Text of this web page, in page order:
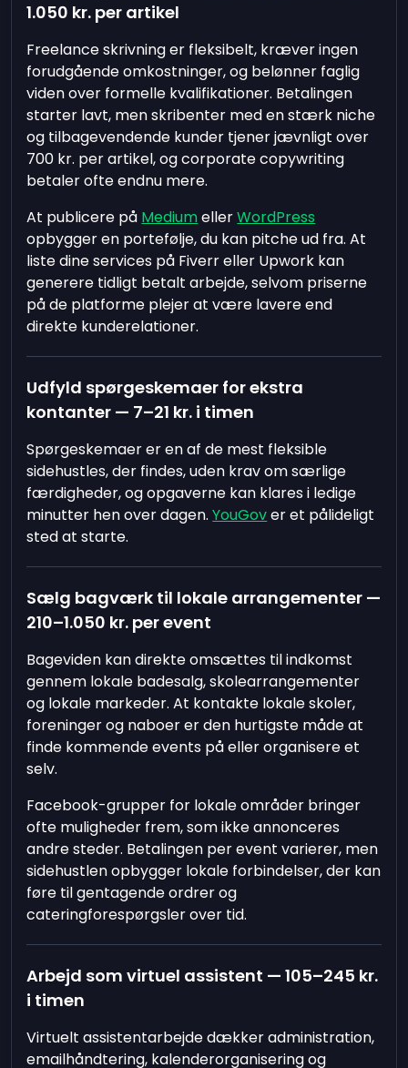
1.050 kr. per artikel
Freelance skrivning er fleksibelt, kræver ingen
forudgående omkostninger, og belønner faglig
viden over formelle kvalifikationer. Betalingen
starter lavt, men skribenter med en stærk niche
og tilbagevendende kunder tjener jævnligt over
700 kr. per artikel, og corporate copywriting
betaler ofte endnu mere.
At publicere på MediumellerWordPress
opbygger en portefølje, du kan pitche ud fra. At
liste dine services på Fiverr eller Upwork kan
generere tidligt betalt arbejde, selvom priserne
på de platforme plejer at være lavere end
direkte kunderelationer.
Udfyld spørgeskemaer for ekstra
kontanter — 7–21 kr. i timen
Spørgeskemaer er en af de mest fleksible
sidehustles, der findes, uden krav om særlige
færdigheder, og opgaverne kan klares i ledige
minutter hen over dagen.YouGover et pålideligt
sted at starte.
Sælg bagværk til lokale arrangementer —
210–1.050 kr. per event
Bageviden kan direkte omsættes til indkomst
gennem lokale badesalg, skolearrangementer
og lokale markeder. At kontakte lokale skoler,
foreninger og naboer er den hurtigste måde at
finde kommende events på eller organisere et
selv.
Facebook-grupper for lokale områder bringer
ofte muligheder frem, som ikke annonceres
andre steder. Betalingen per event varierer, men
sidehustlen opbygger lokale forbindelser, der kan
føre til gentagende ordrer og
cateringforespørgsler over tid.
Arbejd som virtuel assistent — 105–245 kr.
i timen
Virtuelt assistentarbejde dækker administration,
emailhåndtering, kalenderorganisering og